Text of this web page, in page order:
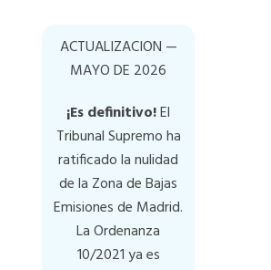
ACTUALIZACION —
MAYO DE 2026
¡Es definitivo!El
Tribunal Supremo ha
ratificado la nulidad
de la Zona de Bajas
Emisiones de Madrid.
La Ordenanza
10/2021 ya es